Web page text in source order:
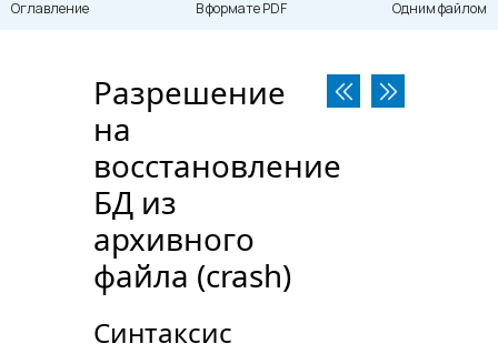
Оглавление В формате PDF Одним файлом
Разрешение
на
восстановление
БД из
архивного
файла (crash)
Синтаксис